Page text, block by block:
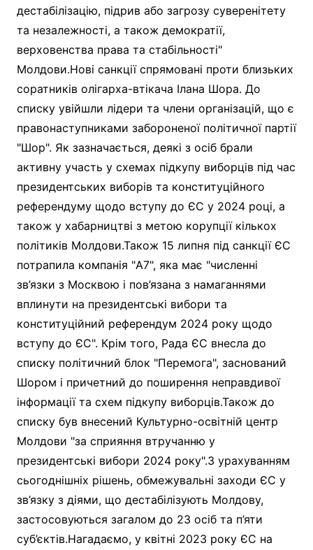
дестабілізацію, підрив або загрозу суверенітету
та незалежності, а також демократії,
верховенства права та стабільності"
Молдови.Нові санкції спрямовані проти близьких
соратників олігарха-втікача Ілана Шора. До
списку увійшли лідери та члени організацій, що є
правонаступниками забороненої політичної партії
"Шор". Як зазначається, деякі з осіб брали
активну участь у схемах підкупу виборців під час
президентських виборів та конституційного
референдуму щодо вступу до ЄС у 2024 році, а
також у хабарництві з метою корупції кількох
політиків Молдови.Також 15 липня під санкції ЄС
потрапила компанія "A7", яка має "численні
зв’язки з Москвою і пов’язана з намаганнями
вплинути на президентські вибори та
конституційний референдум 2024 року щодо
вступу до ЄС". Крім того, Рада ЄС внесла до
списку політичний блок "Перемога", заснований
Шором і причетний до поширення неправдивої
інформації та схем підкупу виборців.Також до
списку був внесений Культурно-освітній центр
Молдови "за сприяння втручанню у
президентські вибори 2024 року".З урахуванням
сьогоднішніх рішень, обмежувальні заходи ЄС у
зв’язку з діями, що дестабілізують Молдову,
застосовуються загалом до 23 осіб та п’яти
суб’єктів.Нагадаємо, у квітні 2023 року ЄС на